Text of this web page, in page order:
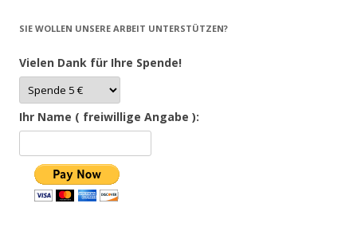
SIE WOLLEN UNSERE ARBEIT UNTERSTÜTZEN?
Vielen Dank für Ihre Spende!
Ihr Name ( freiwillige Angabe ):